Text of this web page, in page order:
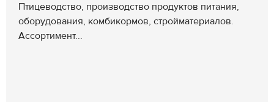
Птицеводство, производство продуктов питания,
оборудования, комбикормов, стройматериалов.
Ассортимент...